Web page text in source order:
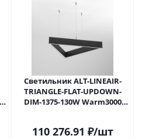
Светильник ALT-LINEAIR-
TRIANGLE-FLAT-UPDOWN-
DIM-1375-130W Warm3000
110 276.91 ₽/шт